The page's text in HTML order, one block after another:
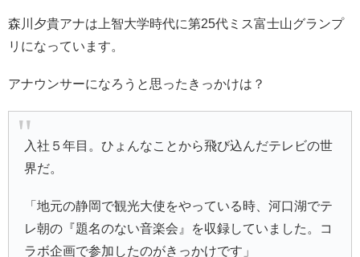
森川夕貴アナは上智大学時代に第25代ミス富士山グランプ
リになっています。
アナウンサーになろうと思ったきっかけは？
入社５年目。ひょんなことから飛び込んだテレビの世
界だ。
「地元の静岡で観光大使をやっている時、河口湖でテ
レ朝の『題名のない音楽会』を収録していました。コ
ラボ企画で参加したのがきっかけです」